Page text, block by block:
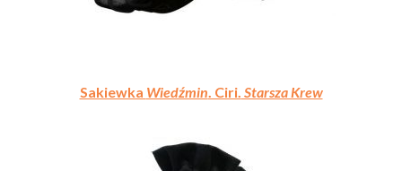
Sakiewka Wiedźmin. Ciri. Starsza Krew